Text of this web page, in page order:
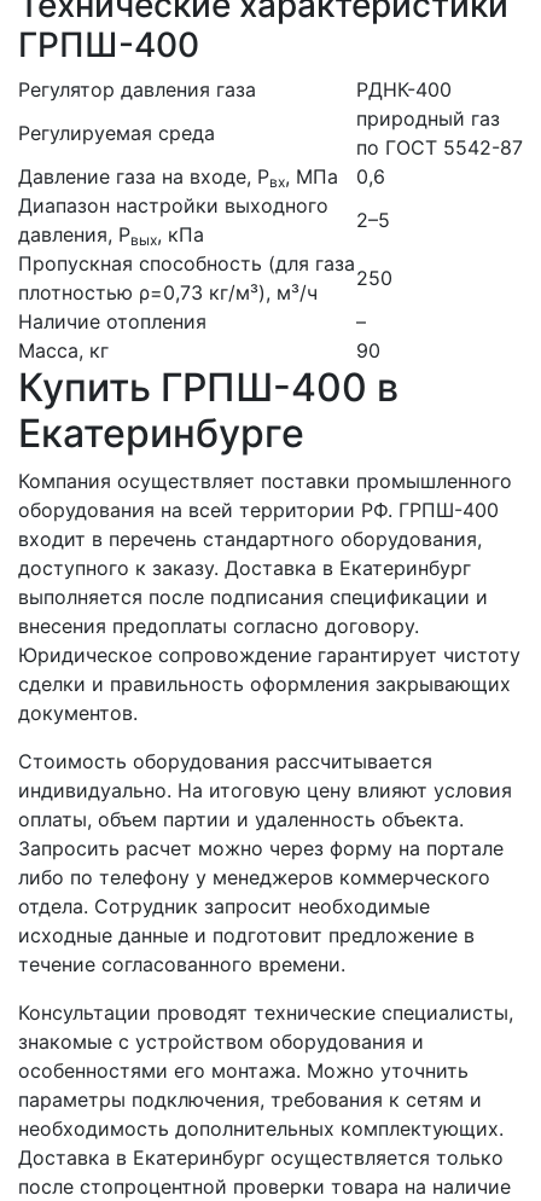
ГРПШ-400
Регулятор давления газа
РДНК-400
Регулируемая среда
природный газ
по ГОСТ 5542-87
Давление газа на входе, Рвх, МПа
0,6
Диапазон настройки выходного
давления, Рвых, кПа
2–5
Пропускная способность (для газа
плотностью ρ=0,73 кг/м³), м³/ч
250
Наличие отопления
–
Масса, кг
90
Купить ГРПШ-400 в
Екатеринбурге
Компания осуществляет поставки промышленного
оборудования на всей территории РФ. ГРПШ-400
входит в перечень стандартного оборудования,
доступного к заказу. Доставка в Екатеринбург
выполняется после подписания спецификации и
внесения предоплаты согласно договору.
Юридическое сопровождение гарантирует чистоту
сделки и правильность оформления закрывающих
документов.
Стоимость оборудования рассчитывается
индивидуально. На итоговую цену влияют условия
оплаты, объем партии и удаленность объекта.
Запросить расчет можно через форму на портале
либо по телефону у менеджеров коммерческого
отдела. Сотрудник запросит необходимые
исходные данные и подготовит предложение в
течение согласованного времени.
Консультации проводят технические специалисты,
знакомые с устройством оборудования и
особенностями его монтажа. Можно уточнить
параметры подключения, требования к сетям и
необходимость дополнительных комплектующих.
Доставка в Екатеринбург осуществляется только
после стопроцентной проверки товара на наличие